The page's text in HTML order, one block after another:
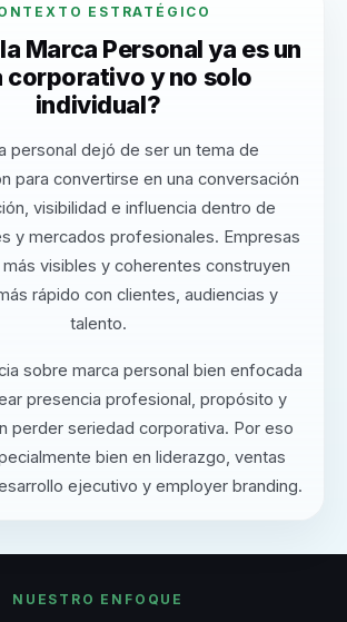
ESTRATÉGICO
Marca Personal ya es un
corporativo y no solo
individual?
personal dejó de ser un tema de
para convertirse en una conversación
visibilidad e influencia dentro de
y mercados profesionales. Empresas
visibles y coherentes construyen
rápido con clientes, audiencias y
talento.
sobre marca personal bien enfocada
presencia profesional, propósito y
perder seriedad corporativa. Por eso
bien en liderazgo, ventas
ejecutivo y employer branding.
NUESTRO ENFOQUE